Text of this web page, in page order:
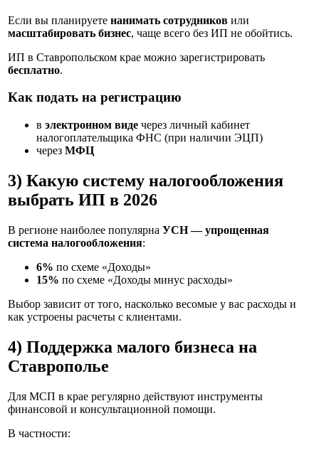
Если вы планируете нанимать сотрудников или
масштабировать бизнес, чаще всего без ИП не обойтись.
ИП в Ставропольском крае можно зарегистрировать
бесплатно.
Как подать на регистрацию
в электронном виде через личный кабинет
налогоплательщика ФНС (при наличии ЭЦП)
через МФЦ
3) Какую систему налогообложения
выбрать ИП в 2026
В регионе наиболее популярна УСН — упрощенная
система налогообложения:
6% по схеме «Доходы»
15% по схеме «Доходы минус расходы»
Выбор зависит от того, насколько весомые у вас расходы и
как устроены расчеты с клиентами.
4) Поддержка малого бизнеса на
Ставрополье
Для МСП в крае регулярно действуют инструменты
финансовой и консультационной помощи.
В частности: